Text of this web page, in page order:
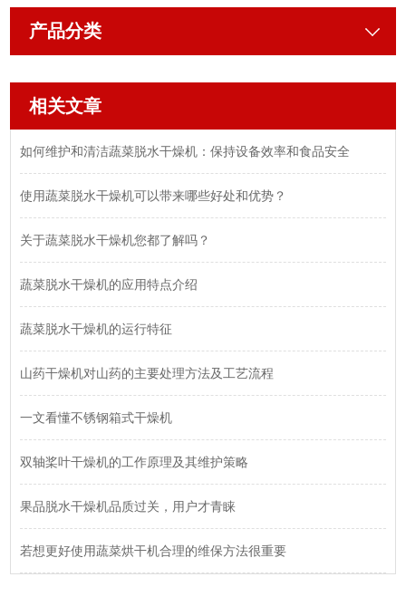
产品分类
相关文章
如何维护和清洁蔬菜脱水干燥机：保持设备效率和食品安全
使用蔬菜脱水干燥机可以带来哪些好处和优势？
关于蔬菜脱水干燥机您都了解吗？
蔬菜脱水干燥机的应用特点介绍
蔬菜脱水干燥机的运行特征
山药干燥机对山药的主要处理方法及工艺流程
一文看懂不锈钢箱式干燥机
双轴桨叶干燥机的工作原理及其维护策略
果品脱水干燥机品质过关，用户才青睐
若想更好使用蔬菜烘干机合理的维保方法很重要